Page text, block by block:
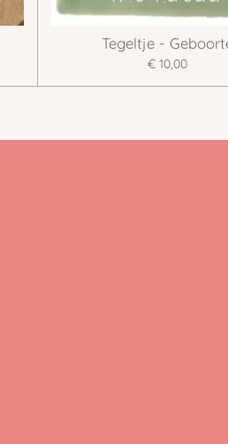
Tegeltje -
€ 10,00